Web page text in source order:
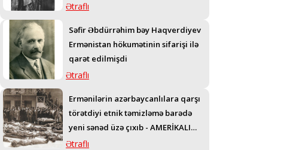
Ətraflı
Səfir Əbdürrəhim bəy Haqverdiyev
Ermənistan hökumətinin sifarişi ilə
qarət edilmişdi
Ətraflı
Ermənilərin azərbaycanlılara qarşı
törətdiyi etnik təmizləmə barədə
yeni sənəd üzə çıxıb - AMERİKALI
GENERALIN TELEQRAMI
Ətraflı